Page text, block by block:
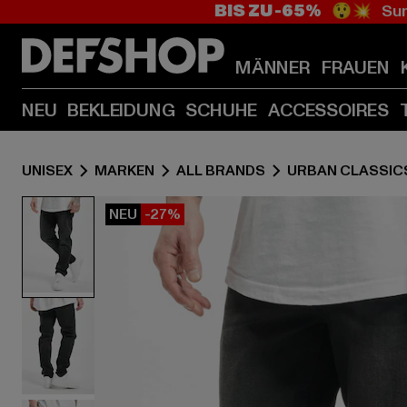
BIS ZU -65% 😲💥
MÄNNER FRAUEN
NEU BEKLEIDUNG SCHUHE ACCESSOIRES
UNISEX MARKEN ALL BRANDS URBAN
NEU -27%